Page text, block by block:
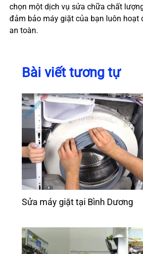
chọn một dịch vụ sửa chữa chất
đảm bảo máy giặt của bạn luôn hoạt
an toàn.
Bài viết tương tự
Sửa máy giặt tại Bình Dương